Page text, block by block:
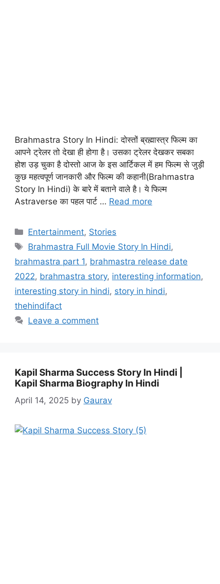
Brahmastra Story In Hindi: दोस्तों ब्रह्मास्त्र फिल्म का
आपने ट्रेलर तो देखा ही होगा है। उसका ट्रेलर देखकर सबका
होश उड़ चुका है दोस्तो आज के इस आर्टिकल में हम फिल्म से जुड़ी
कुछ महत्वपूर्ण जानकारी और फिल्म की कहानी(Brahmastra
Story In Hindi) के बारे में बताने वाले है। ये फिल्म
Astraverse का पहल पार्ट … Read more
Entertainment, Stories
Brahmastra Full Movie Story In Hindi,
brahmastra part 1, brahmastra release date
2022, brahmastra story, interesting information,
interesting story in hindi, story in hindi,
thehindifact
Leave a comment
Kapil Sharma Success Story In Hindi |
Kapil Sharma Biography In Hindi
April 14, 2025 by Gaurav